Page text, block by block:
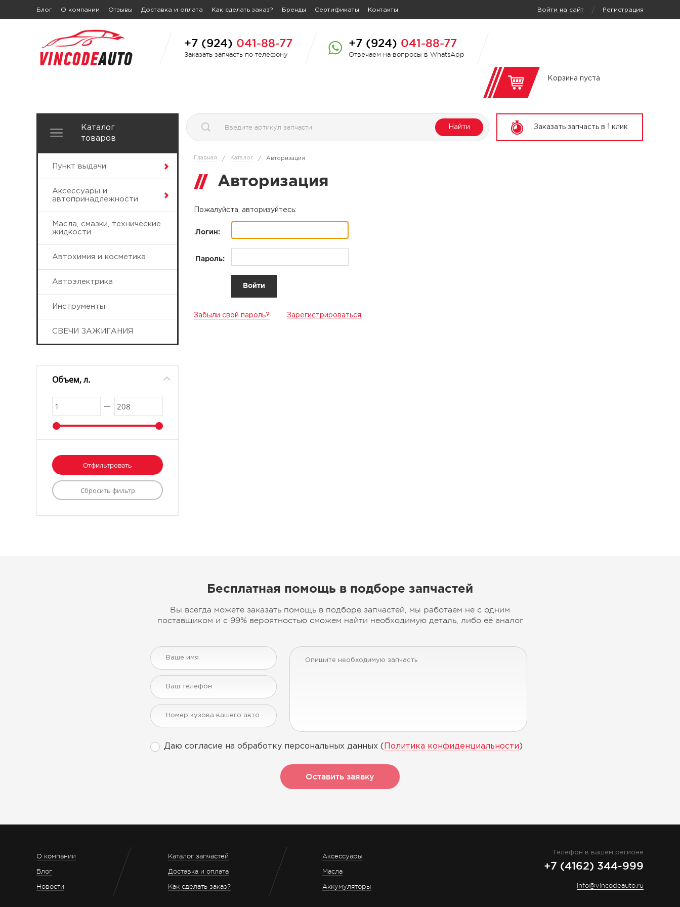
Блог О компании Отзывы Доставка и оплата Как сделать заказ? Бренды Сертификаты Контакты Войти на сайт / Регистрация
+7 (924) 041-88-77
Заказать запчасть по телефону
+7 (924) 041-88-77
Отвечаем на вопросы в WhatsApp
Корзина пуста
Каталог
товаров
Пункт выдачи
Аксессуары и
автопринадлежности
Масла, смазки, технические
жидкости
Автохимия и косметика
Автоэлектрика
Инструменты
СВЕЧИ ЗАЖИГАНИЯ
Объем, л.
Найти Заказать запчасть в 1 клик
Главная / Каталог / Авторизация
Авторизация
Пожалуйста, авторизуйтесь:
Логин:
Пароль:
Забыли свой пароль? Зарегистрироваться
Бесплатная помощь в подборе запчастей
Вы всегда можете заказать помощь в подборе запчастей, мы работаем не с одним
поставщиком и с 99% вероятностью сможем найти необходимую деталь, либо её аналог
Даю согласие на обработку персональных данных ( Политика конфиденциальности )
Оставить заявку
О компании
Блог
Новости
Каталог запчастей
Доставка и оплата
Как сделать заказ?
Аксессуары
Масла
Аккумуляторы
Телефон в вашем регионе
+7 (4162) 344-999
info@vincodeauto.ru